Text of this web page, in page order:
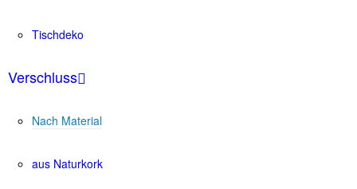
Tischdeko
Verschluss
Nach Material
aus Naturkork